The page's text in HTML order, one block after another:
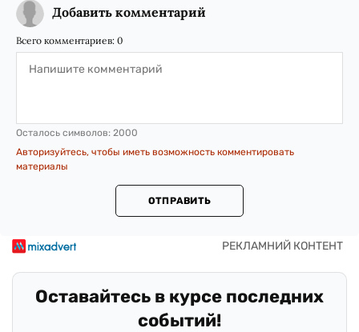
Добавить комментарий
Всего комментариев: 0
Осталось символов: 2000
Авторизуйтесь, чтобы иметь возможность комментировать
материалы
ОТПРАВИТЬ
Оставайтесь в курсе последних
событий!